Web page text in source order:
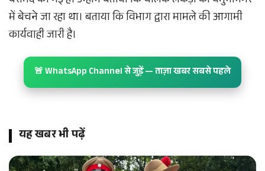
में बेचने जा रहा था। बताया कि विभाग द्वारा मामले की आगामी
कार्यवाही जारी है।
🚨 WhatsApp Channel से जुड़ें — ताज़ा खबर सबसे पहले
यह खबर भी पढ़ें